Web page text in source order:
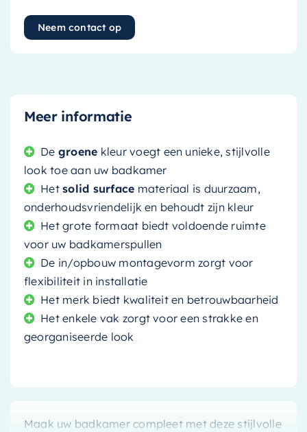
Neem contact op
Meer informatie
De groene kleur voegt een unieke, stijlvolle
look toe aan uw badkamer
Hetsolid surface materiaal is duurzaam,
onderhoudsvriendelijk en behoudt zijn kleur
Het grote formaat biedt voldoende ruimte
voor uw badkamerspullen
De in/opbouw montagevorm zorgt voor
flexibiliteit in installatie
Het merk biedt kwaliteit en betrouwbaarheid
Het enkele vak zorgt voor een strakke en
georganiseerde look
Maak uw badkamer compleet met deze stijlvolle